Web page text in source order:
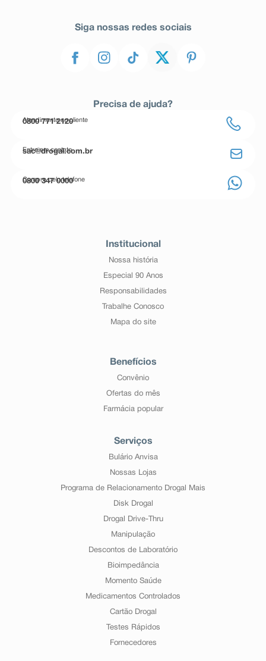
Siga nossas redes sociais
Precisa de ajuda?
Atendimento ao cliente
0800 771 2120
Entre em contato
sac@drogal.com.br
Compre pelo telefone
0800 347 0000
Institucional
Nossa história
Especial 90 Anos
Responsabilidades
Trabalhe Conosco
Mapa do site
Benefícios
Convênio
Ofertas do mês
Farmácia popular
Serviços
Bulário Anvisa
Nossas Lojas
Programa de Relacionamento Drogal Mais
Disk Drogal
Drogal Drive-Thru
Manipulação
Descontos de Laboratório
Bioimpedância
Momento Saúde
Medicamentos Controlados
Cartão Drogal
Testes Rápidos
Fornecedores